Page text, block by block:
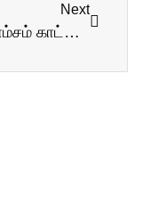
Next
சோடசாம்சம் காட்டும் மனநிலை!